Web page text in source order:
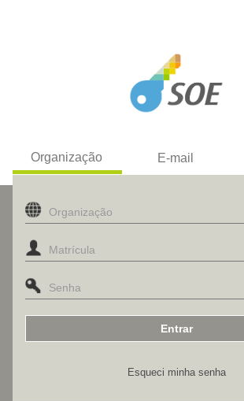
Organização E-mail
Esqueci minha senha